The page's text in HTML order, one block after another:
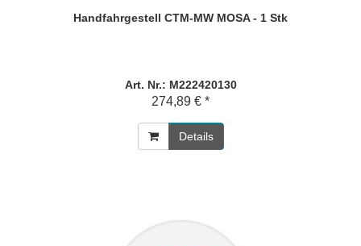
Handfahrgestell CTM-MW MOSA - 1 Stk
Art. Nr.: M222420130
274,89 € *
Details